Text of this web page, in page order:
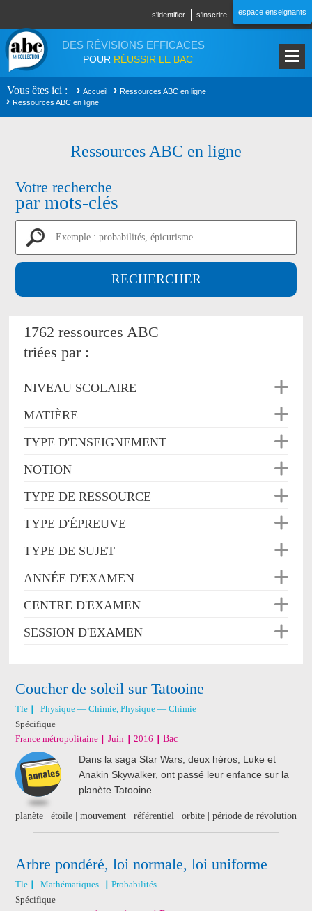
s'identifier s'inscrire espace enseignants
DES RÉVISIONS EFFICACES
POUR RÉUSSIR LE BAC
Vous êtes ici Accueil
Ressources ABC en ligne
Ressources ABC en ligne
Ressources ABC en ligne
Votre recherche
par mots-clés
1762 ressources ABC
triées par :
NIVEAU SCOLAIRE
MATIÈRE
TYPE D'ENSEIGNEMENT
NOTION
TYPE DE RESSOURCE
TYPE D'ÉPREUVE
TYPE DE SUJET
ANNÉE D'EXAMEN
CENTRE D'EXAMEN
SESSION D'EXAMEN
Coucher de soleil sur Tatooine
Tle
Physique — Chimie, Physique — Chimie
Spécifique
France métropolitaine
Juin 2016 Bac
Dans la saga Star Wars, deux héros, Luke et
Anakin Skywalker, ont passé leur enfance sur la
planète Tatooine.
planète | étoile | mouvement | référentiel | orbite | période de révolution
Arbre pondéré, loi normale, loi uniforme
Tle Mathématiques
Probabilités
Spécifique